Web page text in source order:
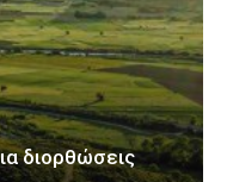
διορθώσεις